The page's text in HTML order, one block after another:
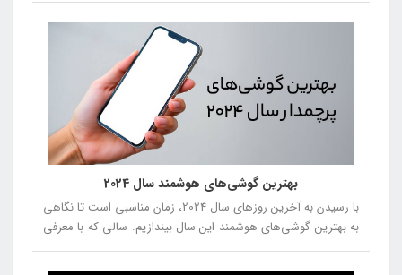
بهترین گوشی‌های هوشمند سال 2024
با رسیدن به آخرین روزهای سال 2024، زمان مناسبی است تا نگاهی
به بهترین گوشی‌های هوشمند این سال بیندازیم. سالی که با معرفی
مدل‌های جدید و نوآورانه، دنیای فناوری را تحت تأثیر قرار داد. از